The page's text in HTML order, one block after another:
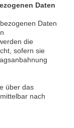
Daten
Daten
die
sofern sie
über das
nach